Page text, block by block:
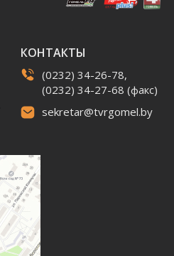
КОНТАКТЫ
(0232) 34-26-78,
(0232) 34-27-68 (факс)
sekretar@tvrgomel.by